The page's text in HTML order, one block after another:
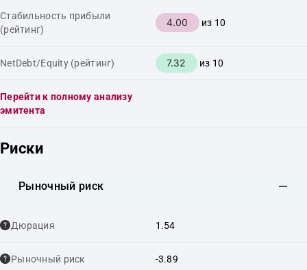
Стабильность прибыли
(рейтинг)
4.00 из 10
NetDebt/Equity (рейтинг) 7.32 из 10
Перейти к полному анализу
эмитента
Риски
Рыночный риск
Дюрация 1.54
Рыночный риск -3.89